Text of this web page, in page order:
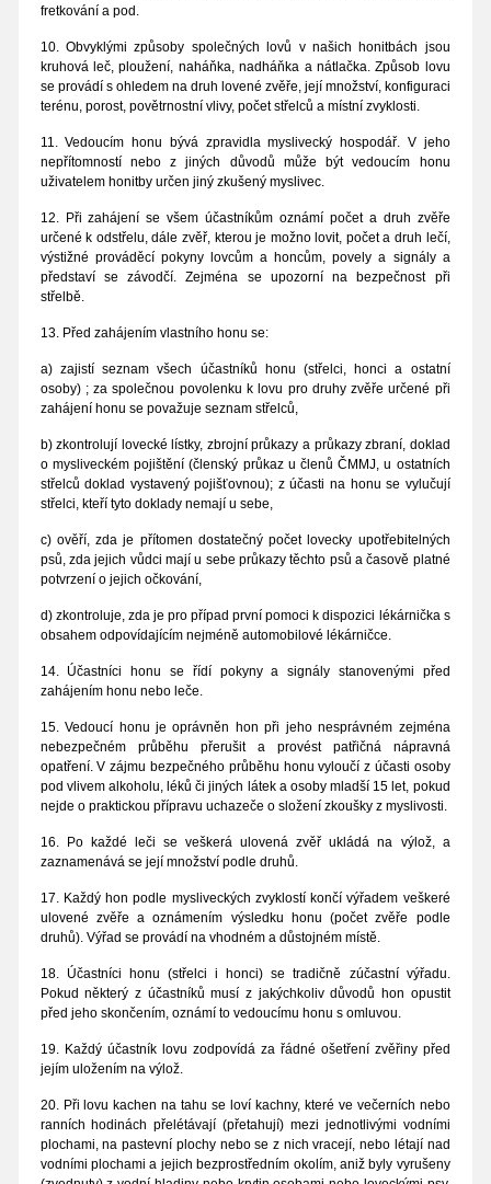
fretkování a pod.
10. Obvyklými způsoby společných lovů v našich honitbách jsou
kruhová leč, ploužení, naháňka, nadháňka a nátlačka. Způsob lovu
se provádí s ohledem na druh lovené zvěře, její množství, konfiguraci
terénu, porost, povětrnostní vlivy, počet střelců a místní zvyklosti.
11. Vedoucím honu bývá zpravidla myslivecký hospodář. V jeho
nepřítomností nebo z jiných důvodů může být vedoucím honu
uživatelem honitby určen jiný zkušený myslivec.
12. Při zahájení se všem účastníkům oznámí počet a druh zvěře
určené k odstřelu, dále zvěř, kterou je možno lovit, počet a druh lečí,
výstižné prováděcí pokyny lovcům a honcům, povely a signály a
představí se závodčí. Zejména se upozorní na bezpečnost při
střelbě.
13. Před zahájením vlastního honu se:
a) zajistí seznam všech účastníků honu (střelci, honci a ostatní
osoby) ; za společnou povolenku k lovu pro druhy zvěře určené při
zahájení honu se považuje seznam střelců,
b) zkontrolují lovecké lístky, zbrojní průkazy a průkazy zbraní, doklad
o mysliveckém pojištění (členský průkaz u členů ČMMJ, u ostatních
střelců doklad vystavený pojišťovnou); z účasti na honu se vylučují
střelci, kteří tyto doklady nemají u sebe,
c) ověří, zda je přítomen dostatečný počet lovecky upotřebitelných
psů, zda jejich vůdci mají u sebe průkazy těchto psů a časově platné
potvrzení o jejich očkování,
d) zkontroluje, zda je pro případ první pomoci k dispozici lékárnička s
obsahem odpovídajícím nejméně automobilové lékárničce.
14. Účastníci honu se řídí pokyny a signály stanovenými před
zahájením honu nebo leče.
15. Vedoucí honu je oprávněn hon při jeho nesprávném zejména
nebezpečném průběhu přerušit a provést patřičná nápravná
opatření. V zájmu bezpečného průběhu honu vyloučí z účasti osoby
pod vlivem alkoholu, léků či jiných látek a osoby mladší 15 let, pokud
nejde o praktickou přípravu uchazeče o složení zkoušky z myslivosti.
16. Po každé leči se veškerá ulovená zvěř ukládá na výlož, a
zaznamenává se její množství podle druhů.
17. Každý hon podle mysliveckých zvyklostí končí výřadem veškeré
ulovené zvěře a oznámením výsledku honu (počet zvěře podle
druhů). Výřad se provádí na vhodném a důstojném místě.
18. Účastníci honu (střelci i honci) se tradičně zúčastní výřadu.
Pokud některý z účastníků musí z jakýchkoliv důvodů hon opustit
před jeho skončením, oznámí to vedoucímu honu s omluvou.
19. Každý účastník lovu zodpovídá za řádné ošetření zvěřiny před
jejím uložením na výlož.
20. Při lovu kachen na tahu se loví kachny, které ve večerních nebo
ranních hodinách přelétávají (přetahují) mezi jednotlivými vodními
plochami, na pastevní plochy nebo se z nich vracejí, nebo létají nad
vodními plochami a jejich bezprostředním okolím, aniž byly vyrušeny